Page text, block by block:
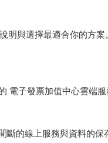
明與選擇最適合你的方案。
電子發票加值中心雲端
的線上服務與資料的保